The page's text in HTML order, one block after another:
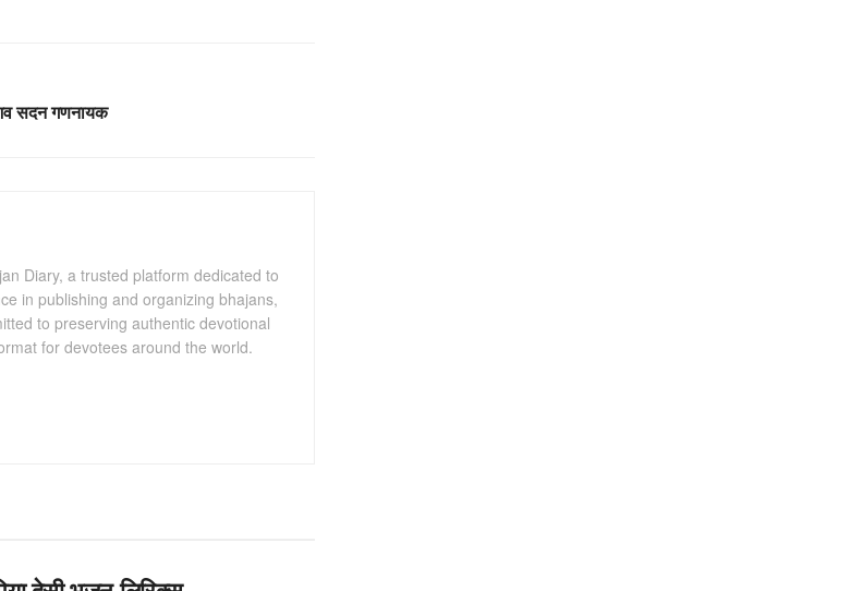
सदन गणनायक
Diary, a trusted platform dedicated to
in publishing and organizing bhajans,
to preserving authentic devotional
for devotees around the world.